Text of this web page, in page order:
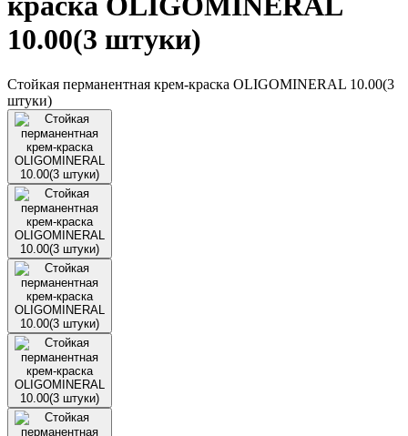
10.00(3 штуки)
Стойкая перманентная крем-краска OLIGOMINERAL 10.00(3
штуки)